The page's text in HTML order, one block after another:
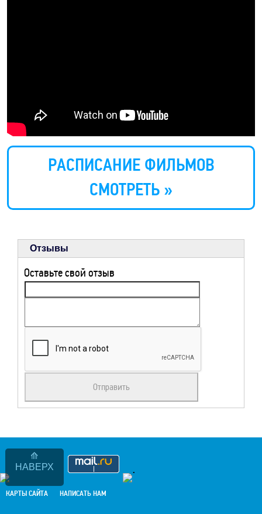
НАВЕРХ
РАСПИСАНИЕ ФИЛЬМОВ
СМОТРЕТЬ »
Отзывы
Оставьте свой отзыв
.
КАРТЫ САЙТА НАПИСАТЬ НАМ